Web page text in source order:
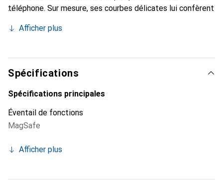
téléphone. Sur mesure, ses courbes délicates lui confèrent
et indispensable pour votre smartphone. Reconnu
marque Noreve est un choix sûr pour une clientèle
exigeante.
Afficher plus
Spécifications
Spécifications principales
Éventail de fonctions
MagSafe
Afficher plus